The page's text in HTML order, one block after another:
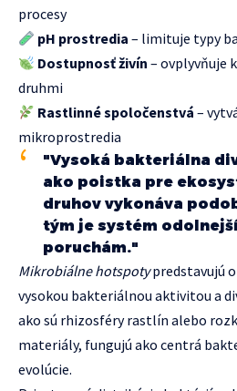
procesy
pH prostredia – limituje typy
Dostupnosť živín – ovplyvňuje
druhmi
Rastlinné spoločenstvá –
mikroprostredia
"Vysoká bakteriálna
ako poistka pre
druhov vykonáva
tým je systém
poruchám."
Mikrobiálne hotspotypredstavujú
vysokou bakteriálnou aktivitou a
ako sú rhizosféry rastlín alebo
materiály, fungujú ako centrá
evolúcie.